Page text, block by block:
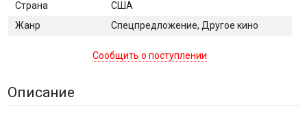
Страна
США
Жанр
Спецпредложение, Другое кино
Сообщить о поступлении
Описание